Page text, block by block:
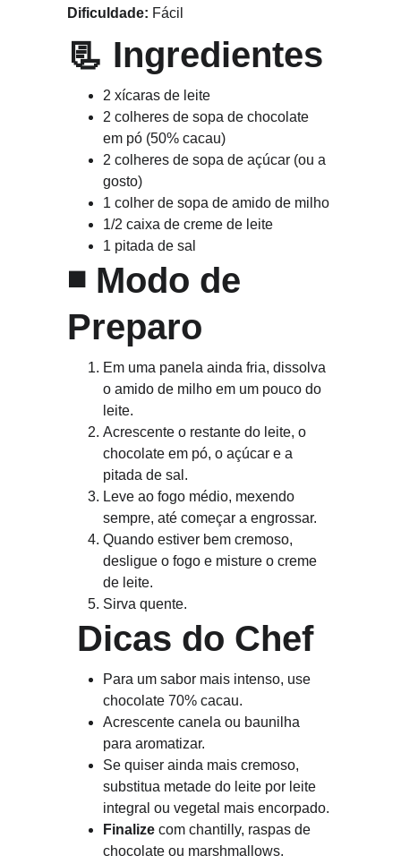
Dificuldade: Fácil
📃 Ingredientes
2 xícaras de leite
2 colheres de sopa de chocolate
em pó (50% cacau)
2 colheres de sopa de açúcar (ou a
gosto)
1 colher de sopa de amido de milho
1/2 caixa de creme de leite
1 pitada de sal
◾ Modo de
Preparo
Em uma panela ainda fria, dissolva
o amido de milho em um pouco do
leite.
Acrescente o restante do leite, o
chocolate em pó, o açúcar e a
pitada de sal.
Leve ao fogo médio, mexendo
sempre, até começar a engrossar.
Quando estiver bem cremoso,
desligue o fogo e misture o creme
de leite.
Sirva quente.
Dicas do Chef
Para um sabor mais intenso, use
chocolate 70% cacau.
Acrescente canela ou baunilha
para aromatizar.
Se quiser ainda mais cremoso,
substitua metade do leite por leite
integral ou vegetal mais encorpado.
Finalize com chantilly, raspas de
chocolate ou marshmallows.